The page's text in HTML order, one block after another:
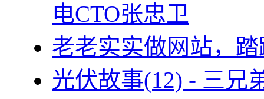
电CTO张忠卫
老老实实做网站，
光伏故事(12) - 三兄